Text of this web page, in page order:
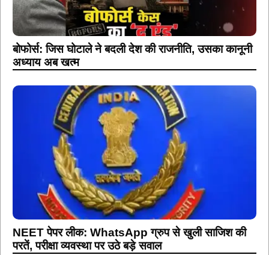
बोफोर्स: जिस घोटाले ने बदली देश की राजनीति, उसका कानूनी
अध्याय अब खत्म
NEET पेपर लीक: WhatsApp ग्रुप से खुली साजिश की
परतें, परीक्षा व्यवस्था पर उठे बड़े सवाल